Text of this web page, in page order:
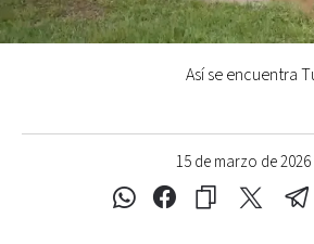
15 de marzo de 2026
Así se encuentra